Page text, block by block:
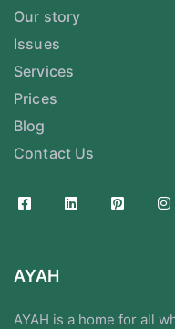
Our story
Issues
Services
Prices
Blog
Contact Us
AYAH
AYAH is a home for all